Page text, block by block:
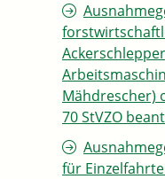
Mähdrescher)
70 StVZO
für